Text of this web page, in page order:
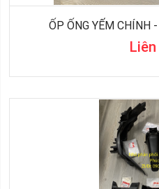
ỐP ỐNG YẾM CHÍNH
Liên